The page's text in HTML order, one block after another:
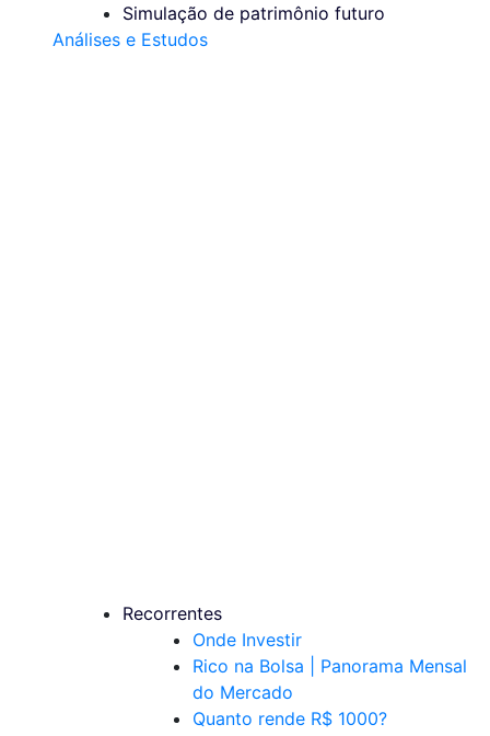
Simulação de patrimônio futuro
Análises e Estudos
Recorrentes
Onde Investir
Rico na Bolsa | Panorama Mensal
do Mercado
Quanto rende R$ 1000?